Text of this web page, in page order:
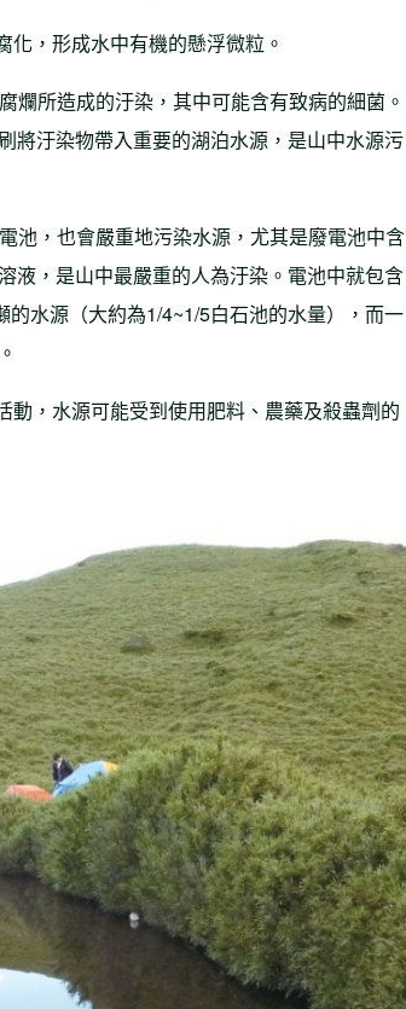
，形成水中有機的懸浮微粒。
爛所造成的汙染，其中可能含有致病的細菌。
將汙染物帶入重要的湖泊水源，是山中水源污
池，也會嚴重地污染水源，尤其是廢電池中含
液，是山中最嚴重的人為汙染。電池中就包含
水源（大約為1/4~1/5白石池的水量），而一
動，水源可能受到使用肥料、農藥及殺蟲劑的